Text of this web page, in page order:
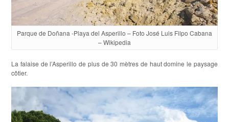
Parque de Doñana -Playa del Asperillo – Foto José Luis Filpo Cabana
– Wikipedia
La falaise de l’Asperillo de plus de 30 mètres de haut domine le paysage
côtier.